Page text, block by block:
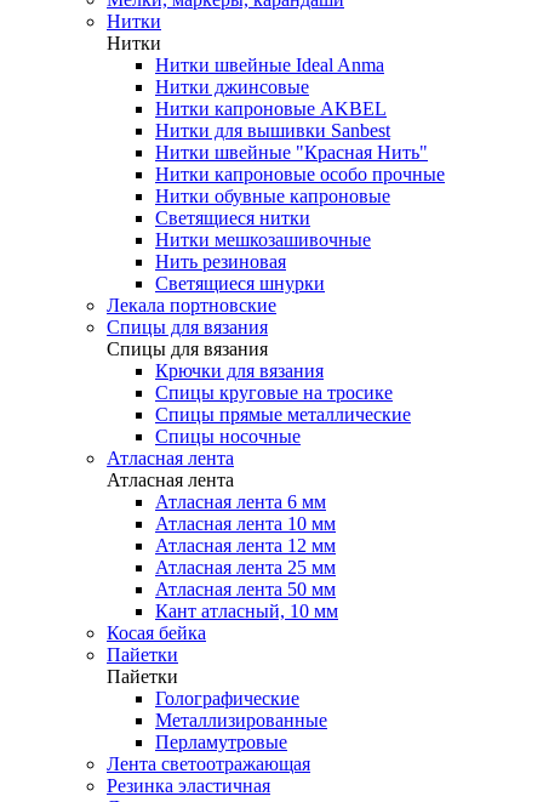
Нитки
Нитки
Нитки швейные Ideal Anma
Нитки джинсовые
Нитки капроновые AKBEL
Нитки для вышивки Sanbest
Нитки швейные "Красная Нить"
Нитки капроновые особо прочные
Нитки обувные капроновые
Светящиеся нитки
Нитки мешкозашивочные
Нить резиновая
Светящиеся шнурки
Лекала портновские
Спицы для вязания
Спицы для вязания
Крючки для вязания
Спицы круговые на тросике
Спицы прямые металлические
Спицы носочные
Атласная лента
Атласная лента
Атласная лента 6 мм
Атласная лента 10 мм
Атласная лента 12 мм
Атласная лента 25 мм
Атласная лента 50 мм
Кант атласный, 10 мм
Косая бейка
Пайетки
Пайетки
Голографические
Металлизированные
Перламутровые
Лента светоотражающая
Резинка эластичная